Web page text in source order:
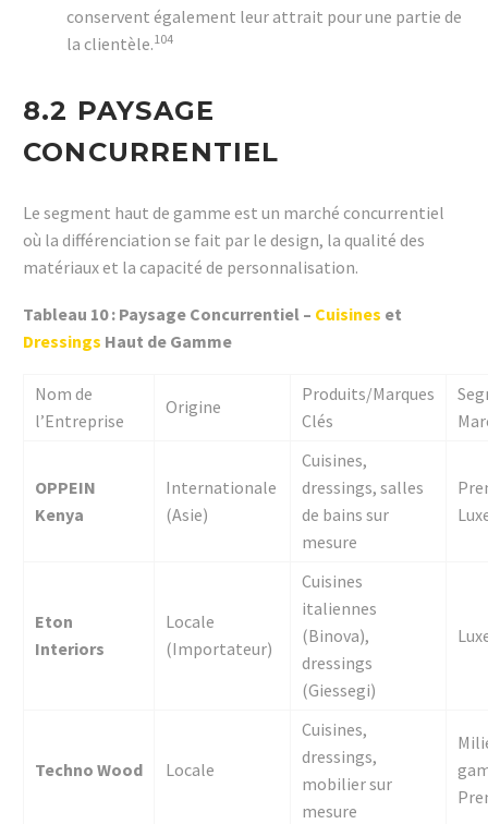
conservent également leur attrait pour une partie de
la clientèle.104
8.2 PAYSAGE
CONCURRENTIEL
Le segment haut de gamme est un marché concurrentiel
où la différenciation se fait par le design, la qualité des
matériaux et la capacité de personnalisation.
Tableau 10 : Paysage Concurrentiel – Cuisines et
Dressings Haut de Gamme
Nom de
l’Entreprise
Origine
Produits/Marques
Clés
OPPEIN
Kenya
Internationale
(Asie)
Cuisines,
dressings, salles
de bains sur
mesure
Eton
Interiors
Locale
(Importateur)
Cuisines
italiennes
(Binova),
dressings
(Giessegi)
Techno Wood Locale
Cuisines,
dressings,
mobilier sur
mesure